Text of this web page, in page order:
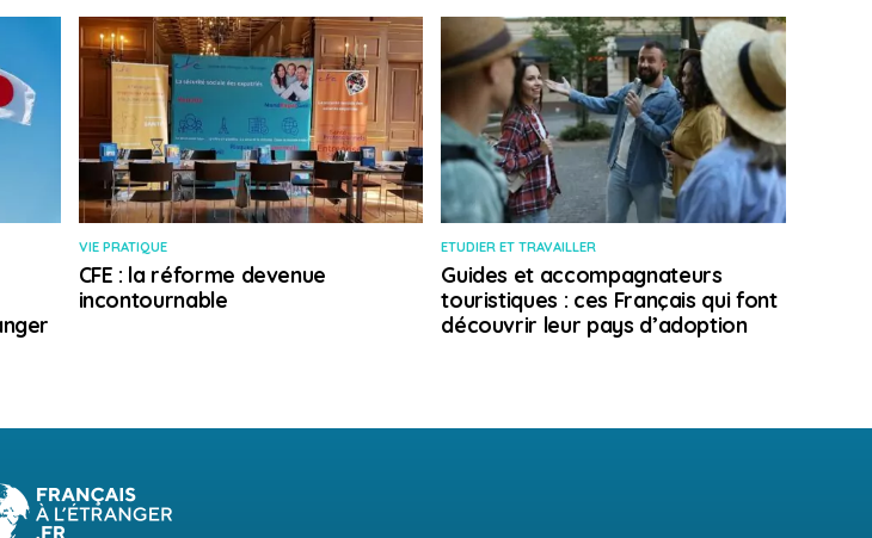
VIE PRATIQUE
CFE : la réforme devenue
incontournable
ETUDIER ET TRAVAILLER
Guides et accompagnateurs
touristiques : ces Français qui font
découvrir leur pays d’adoption